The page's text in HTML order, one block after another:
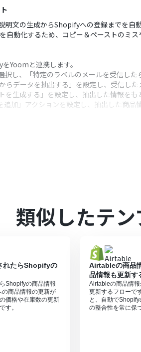
明文の生成からShopifyへの登録までを自
自動化するため、コピー＆ペーストのミ
Yoomと連携します。
し、「特定のラベルのメールを受信した
らデータを抽出する」を設定し、受信し
を生成する」を設定し、抽出した情報を
加」アクションを設定し、抽出した商
クセスプランでのみご利用いただけるア
エラーとなりますので、ご注意ください。
ンなどの有料プランは、2週間の無料ト
類似したテ
れたらShopifyの
Shopifyの商品情報
商品情報の更新が
価格や在庫数の更新
す。
Airtableの商品
品情報も更新す
Airtableの商品情
更新するフローで
と、自動で
の整合性を常に保